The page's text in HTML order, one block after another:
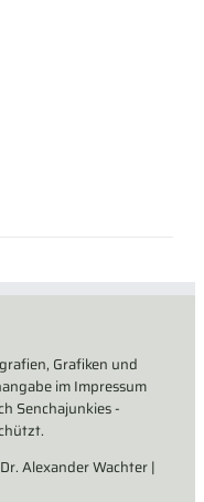
Grafiken und
im Impressum
Senchajunkies -
Alexander Wachter |